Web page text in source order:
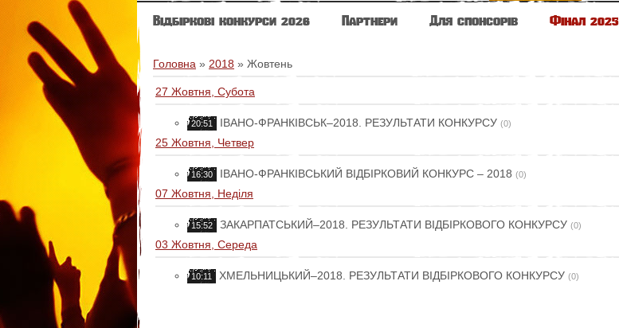
Відбіркові конкурси 2026 Партнери Для спонсорів Фінал 2025
Головна » 2018 » Жовтень
27 Жовтня, Субота
20:51 ІВАНО-ФРАНКІВСЬК–2018. РЕЗУЛЬТАТИ КОНКУРСУ (0)
25 Жовтня, Четвер
16:30 ІВАНО-ФРАНКІВСЬКИЙ ВІДБІРКОВИЙ КОНКУРС – 2018 (0)
07 Жовтня, Неділя
15:52 ЗАКАРПАТСЬКИЙ–2018. РЕЗУЛЬТАТИ ВІДБІРКОВОГО КОНКУРСУ (0)
03 Жовтня, Середа
10:11 ХМЕЛЬНИЦЬКИЙ–2018. РЕЗУЛЬТАТИ ВІДБІРКОВОГО КОНКУРСУ (0)